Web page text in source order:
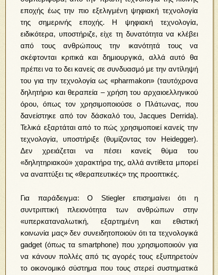
εποχής έως την πιο εξελιγμένη ψηφιακή τεχνολογία
της σημερινής εποχής. Η ψηφιακή τεχνολογία,
ειδικότερα, υποστήριζε, είχε τη δυνατότητα να κλέβει
από τους ανθρώπους την ικανότητά τους να
σκέφτονται κριτικά και δημιουργικά, αλλά αυτό θα
πρέπει να το δει κανείς σε συνδυασμό με την αντίληψή
του για την τεχνολογία ως «pharmakon» (ταυτόχρονα
δηλητήριο και θεραπεία – χρήση του αρχαιοελληνικού
όρου, όπως τον χρησιμοποιούσε ο Πλάτωνας, που
δανείστηκε από τον δάσκαλό του, Jacques Derrida).
Τελικά εξαρτάται από το πώς χρησιμοποιεί κανείς την
τεχνολογία, υποστήριξε (θυμίζοντας τον Heidegger).
Δεν χρειάζεται να πέσει κανείς θύμα του
«δηλητηριακού» χαρακτήρα της, αλλά αντίθετα μπορεί
να αναπτύξει τις «θεραπευτικές» της προοπτικές.
Για παράδειγμα: Ο Stiegler επισημαίνει ότι η
συντριπτική πλειονότητα των ανθρώπων στην
«υπερκαταναλωτική, εξαρτημένη και εθιστική
κοινωνία μας» δεν συνειδητοποιούν ότι τα τεχνολογικά
gadget (όπως τα smartphone) που χρησιμοποιούν για
να κάνουν πολλές από τις αγορές τους εξυπηρετούν
το οικονομικό σύστημα που τους στερεί συστηματικά